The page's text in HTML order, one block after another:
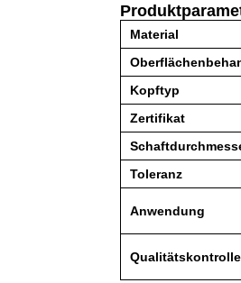
Material
Kopftyp
Zertifikat
Toleranz
Anwendung
Qualitätskontrolle